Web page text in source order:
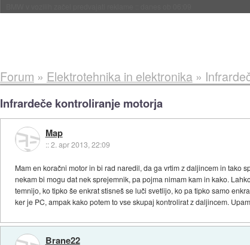
Forum » Elektrotehnika in elektronika»
Infrardeče kontroliranje motorja
Map
::2. apr 2013, 22:09
Mam en koračni motor in bi rad naredil, da ga vrtim z daljincem in tako
nekam bi mogu dat nek sprejemnik, pa pojma nimam kam in kako.
temnijo, ko tipko še enkrat stisneš se luči svetlijo, ko pa tipko samo
ker je PC, ampak kako potem to vse skupaj kontrolirat z daljincem.
Brane22